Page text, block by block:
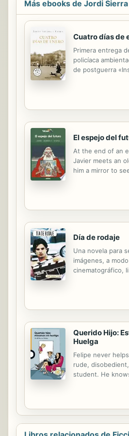
Más ebooks de Jordi Sierra
Cuatro días de
Primera entrega
policíaca
de postguerra
conmovedora
hambre, de la
encima de todo,
republicano
último caso... El
el Gobierno de la
abandona
tropas. Durante
medio de una
por parte de los
El espejo del
At the end of an
Javier meets an
him a mirror to
a piece where
twenty four
sold to Korea,
Día de rodaje
Una novela para
imágenes, a
cinematográfico,
Querido Hijo:
Huelga
Felipe never
rude,
student. He
punishment is
doesn¿t happen!
say
decided to go on
ironic tone and a